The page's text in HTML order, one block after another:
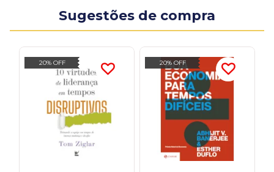
Sugestões de compra
20% OFF 20% OFF